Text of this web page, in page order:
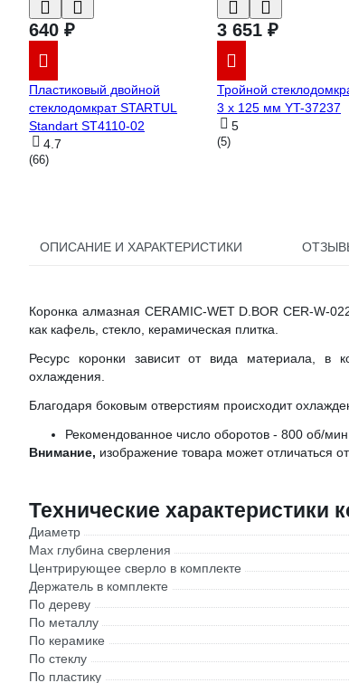
640 ₽
Пластиковый двойной
стеклодомкрат STARTUL
Standart ST4110-02
4.7
(66)
3 651 ₽
Тройной
3 x 125 мм YT-37237
5
(5)
ОПИСАНИЕ И ХАРАКТЕРИСТИКИ
Коронка алмазная CERAMIC-WET D.BOR CER-W-
как кафель, стекло, керамическая плитка.
Ресурс коронки зависит от вида материала, в
охлаждения.
Благодаря боковым отверстиям происходит
Рекомендованное число оборотов - 800 об/мин.
Внимание, изображение товара может отличаться
Технические характеристики
Диаметр
Max глубина сверления
Центрирующее сверло в комплекте
Держатель в комплекте
По дереву
По металлу
По керамике
По стеклу
По пластику